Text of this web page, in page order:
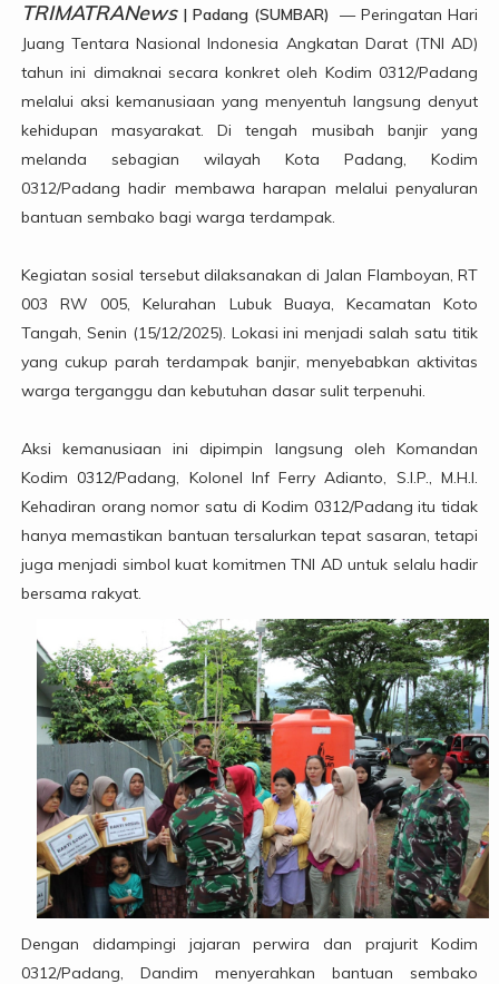
TRIMATRANews| Padang (SUMBAR)
— Peringatan Hari
Juang Tentara Nasional Indonesia Angkatan Darat (TNI AD)
tahun ini dimaknai secara konkret oleh Kodim 0312/Padang
melalui aksi kemanusiaan yang menyentuh langsung denyut
kehidupan masyarakat. Di tengah musibah banjir yang
melanda sebagian wilayah Kota Padang, Kodim
0312/Padang hadir membawa harapan melalui penyaluran
bantuan sembako bagi warga terdampak.
Kegiatan sosial tersebut dilaksanakan di Jalan Flamboyan, RT
003 RW 005, Kelurahan Lubuk Buaya, Kecamatan Koto
Tangah, Senin (15/12/2025). Lokasi ini menjadi salah satu titik
yang cukup parah terdampak banjir, menyebabkan aktivitas
warga terganggu dan kebutuhan dasar sulit terpenuhi.
Aksi kemanusiaan ini dipimpin langsung oleh Komandan
Kodim 0312/Padang, Kolonel Inf Ferry Adianto, S.I.P., M.H.I.
Kehadiran orang nomor satu di Kodim 0312/Padang itu tidak
hanya memastikan bantuan tersalurkan tepat sasaran, tetapi
juga menjadi simbol kuat komitmen TNI AD untuk selalu hadir
bersama rakyat.
Dengan didampingi jajaran perwira dan prajurit Kodim
0312/Padang, Dandim menyerahkan bantuan sembako